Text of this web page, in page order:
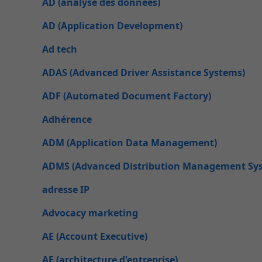
AD (Application Development)
Ad tech
ADAS (Advanced Driver Assistance Systems)
ADF (Automated Document Factory)
Adhérence
ADM (Application Data Management)
ADMS (Advanced Distribution Management
adresse IP
Advocacy marketing
AE (Account Executive)